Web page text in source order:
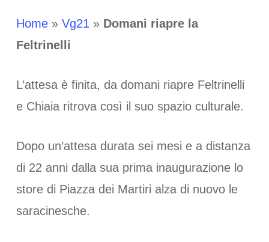
Home» Vg21 » Domani riapre la
Feltrinelli
L’attesa è finita, da domani riapre Feltrinelli
e Chiaia ritrova così il suo spazio culturale.
Dopo un’attesa durata sei mesi e a distanza
di 22 anni dalla sua prima inaugurazione lo
store di Piazza dei Martiri alza di nuovo le
saracinesche.